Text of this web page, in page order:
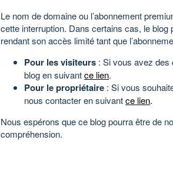
Le nom de domaine ou l’abonnement
cette interruption. Dans certains cas, le
rendant son accès limité tant que
Pour les visiteurs : Si vous avez des
blog en suivantce lien.
Pour le propriétaire : Si vous
nous contacter en suivantce lien.
Nous espérons que ce blog pourra être de
compréhension.